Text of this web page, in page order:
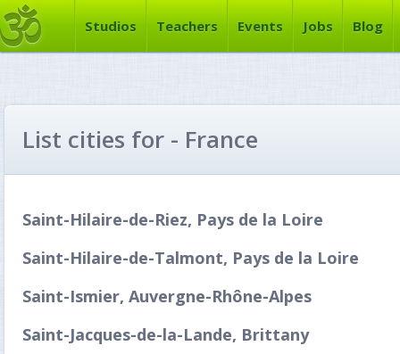
Studios Teachers Events Jobs Blog
List cities for - France
Saint-Hilaire-de-Riez, Pays de la Loire
Saint-Hilaire-de-Talmont, Pays de la Loire
Saint-Ismier, Auvergne-Rhône-Alpes
Saint-Jacques-de-la-Lande, Brittany